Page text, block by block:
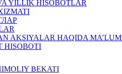
YILLIK HISOBOTLAR
AKSIYALAR HAQIDA
HISOBOTI
BEKATI